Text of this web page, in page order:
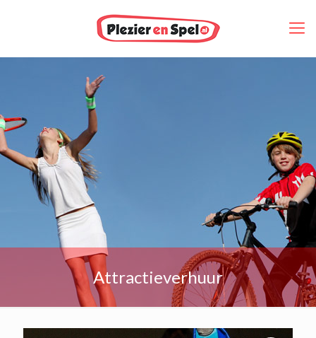
Attractieverhuur